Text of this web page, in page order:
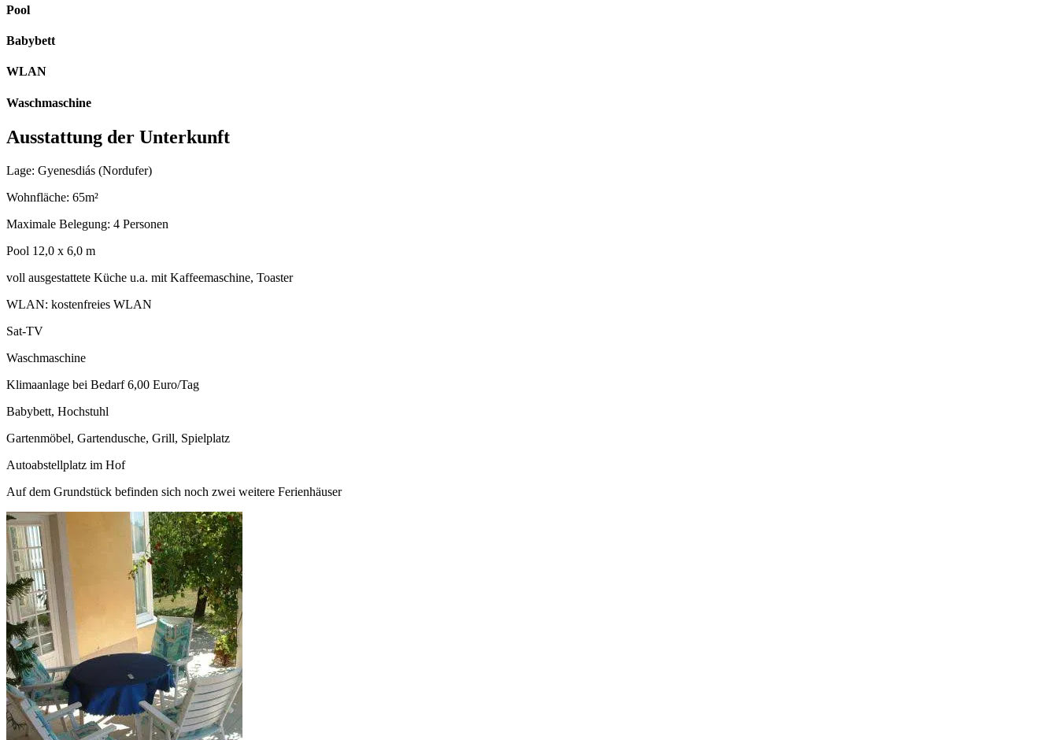
Pool
Babybett
WLAN
Waschmaschine
Ausstattung der Unterkunft
Lage: Gyenesdiás (Nordufer)
Wohnfläche: 65m²
Maximale Belegung: 4 Personen
Pool 12,0 x 6,0 m
voll ausgestattete Küche u.a. mit Kaffeemaschine, Toaster
WLAN: kostenfreies WLAN
Sat-TV
Waschmaschine
Klimaanlage bei Bedarf 6,00 Euro/Tag
Babybett, Hochstuhl
Gartenmöbel, Gartendusche, Grill, Spielplatz
Autoabstellplatz im Hof
Auf dem Grundstück befinden sich noch zwei weitere Ferienhäuser